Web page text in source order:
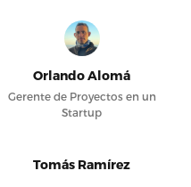
Orlando Alomá
Gerente de Proyectos en un
Startup
Tomás Ramírez